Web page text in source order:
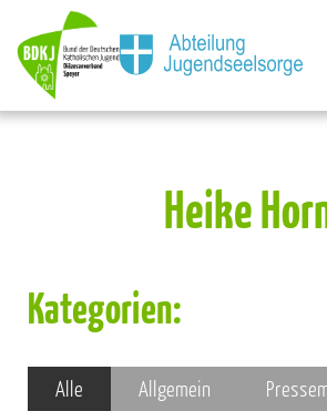
Heike
Kategorien:
Alle Allgemein